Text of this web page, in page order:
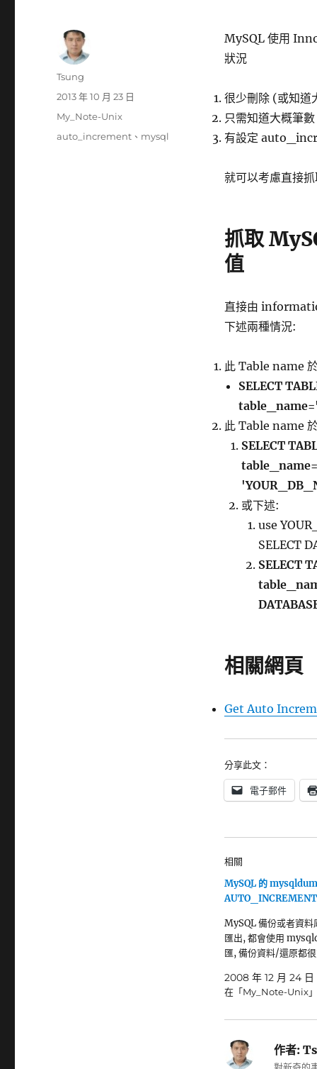
MySQL 使用
狀況
很少刪除 (或知道
只需知道大概筆數
有設定
就可以考慮直接
抓取
值
直接由
下述兩種情況:
此 Table name
SELECT
此 Table name
SELECT
或下述:
use
SELECT
SELECT
相關網頁
Get Auto
分享此文：
電子郵件
相關
MySQL 的
MySQL 備份或者資料
匯出, 都會使用
匯, 備份資料/還原都
2008 年 12 月 24 日
在「My_Note-Unix
作者:
作
Tsung
發
日
期:
2013 年 10 月 23 日
分
My_Note-Unix
標
auto_increment 、 mysql